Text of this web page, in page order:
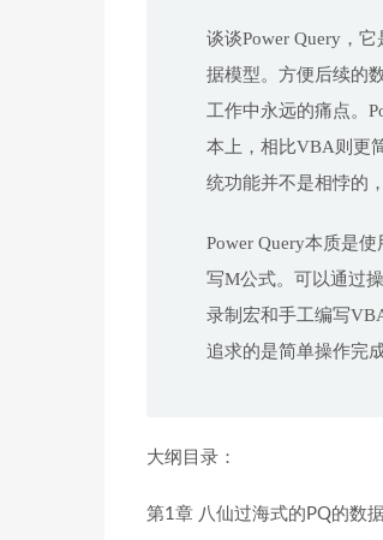
谈谈Power Query，
据模型。方便后续的
工作中永远的痛点。
本上，相比VBA则更
统功能并不是相悖的
Power Query本质是
写M公式。可以通过
录制宏和手工编写
追求的是简单操作完
大纲目录：
第1章 八仙过海式的PQ的数